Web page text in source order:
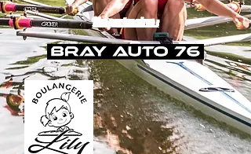
Nos partenaires :